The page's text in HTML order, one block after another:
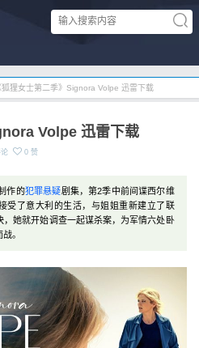
狐狸女士第二季》Signora Volpe 迅雷下载
Volpe 迅雷下载
0 赞
作的犯罪悬疑剧集，第2季中前间谍西尔维
受了意大利的生活，与姐姐重新建立了联
她就开始调查一起谋杀案，为军情六处卧
。